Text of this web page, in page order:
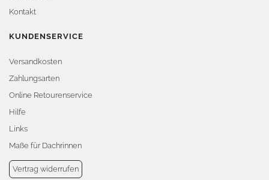
Kontakt
KUNDENSERVICE
Versandkosten
Zahlungsarten
Online Retourenservice
Hilfe
Links
Maße für Dachrinnen
Vertrag widerrufen